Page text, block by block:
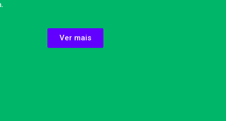
Ver mais